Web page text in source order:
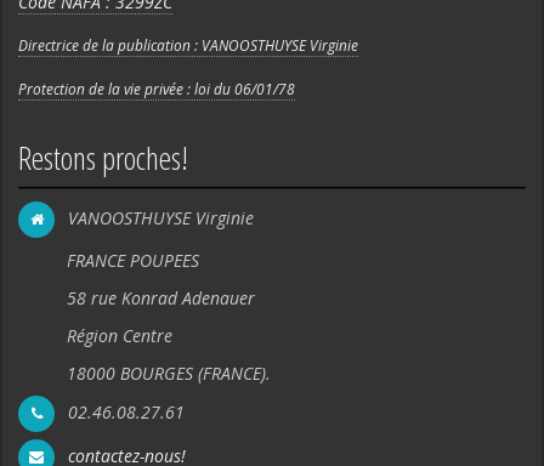
Directrice de la publication : VANOOSTHUYSE Virginie
Protection de la vie privée : loi du 06/01/78
Restons proches!
VANOOSTHUYSE Virginie
FRANCE POUPEES
58 rue Konrad Adenauer
Région Centre
18000 BOURGES (FRANCE).
02.46.08.27.61
contactez-nous!